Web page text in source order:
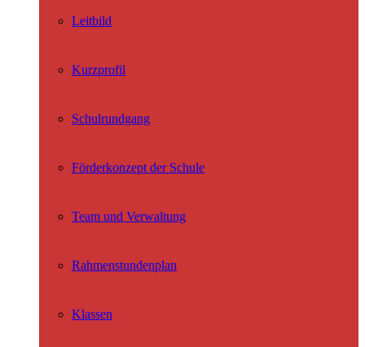
Leitbild
Kurzprofil
Schulrundgang
Förderkonzept der Schule
Team und Verwaltung
Rahmenstundenplan
Klassen